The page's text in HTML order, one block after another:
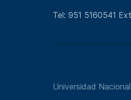
Tel: 951 5160541
Universidad